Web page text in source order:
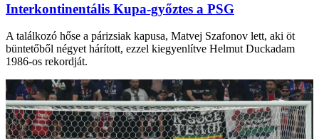
Interkontinentális Kupa-győztes a PSG
A találkozó hőse a párizsiak kapusa, Matvej Szafonov lett, aki öt
büntetőből négyet hárított, ezzel kiegyenlítve Helmut Duckadam
1986-os rekordját.